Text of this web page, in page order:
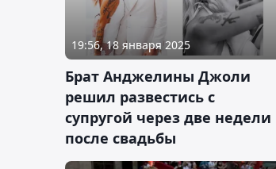
19:56, 18 января 2025
Брат Анджелины Джоли
решил развестись с
супругой через две недели
после свадьбы